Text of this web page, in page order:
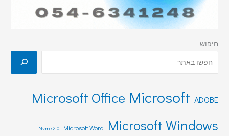
חיפוש
ADOBE
Microsoft
Microsoft Office
Microsoft Windows
Microsoft Word
Nvme 2.0